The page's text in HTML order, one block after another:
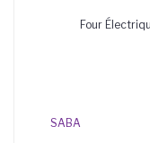
Four
SABA